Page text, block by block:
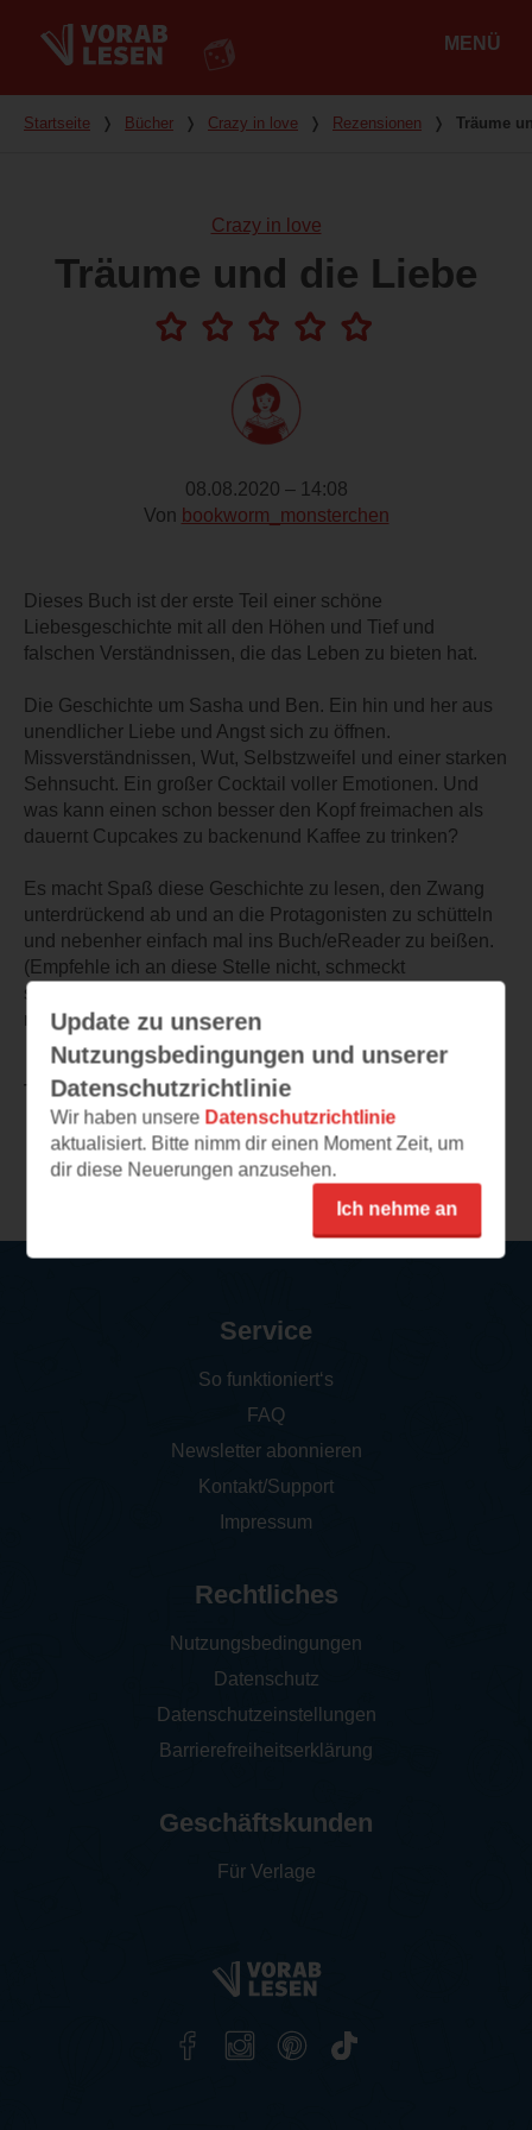
MENÜ
Du bist hier
Startseite ❭ Bücher ❭ Crazy in love ❭ Rezensionen ❭ Träume
Crazy in love
Träume und die Liebe
08.08.2020 – 14:08
Von bookworm_monsterchen
Dieses Buch ist der erste Teil einer schöne
Liebesgeschichte mit all den Höhen und Tief und
falschen Verständnissen, die das Leben zu bieten hat.
Die Geschichte um Sasha und Ben. Ein hin und her aus
unendlicher Liebe und Angst sich zu öffnen.
Missverständnissen, Wut, Selbstzweifel und einer starken
Sehnsucht. Ein großer Cocktail voller Emotionen. Und
was kann einen schon besser den Kopf freimachen als
dauernt Cupcakes zu backenund Kaffee zu trinken?
Es macht Spaß diese Geschichte zu lesen, den Zwang
unterdrückend ab und an die Protagonisten zu schütteln
und nebenher einfach mal ins Buch/eReader zu beißen.
(Empfehle ich an diese Stelle nicht, schmeckt
schrecklich.) Aber das Buch ist echt klasse, kann und
muss ich daher empfehlen!
TEILEN
Weitere Rezensionen
Update zu unseren
Nutzungsbedingungen und unserer
Datenschutzrichtlinie
Wir haben unsere Datenschutzrichtlinie
aktualisiert. Bitte nimm dir einen Moment Zeit, um
dir diese Neuerungen anzusehen.
Ich nehme an
Service
So funktioniert‘s
FAQ
Newsletter abonnieren
Kontakt/Support
Impressum
Rechtliches
Nutzungsbedingungen
Datenschutz
Datenschutzeinstellungen
Barrierefreiheitserklärung
Geschäftskunden
Für Verlage